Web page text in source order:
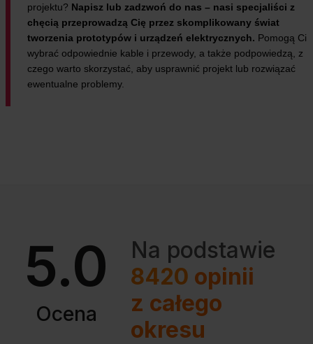
projektu? Napisz lub zadzwoń do nas – nasi specjaliści z
chęcią przeprowadzą Cię przez skomplikowany świat
tworzenia prototypów i urządzeń elektrycznych. Pomogą Ci
wybrać odpowiednie kable i przewody, a także podpowiedzą, z
czego warto skorzystać, aby usprawnić projekt lub rozwiązać
ewentualne problemy.
5.0
Ocena
Na podstawie
8420 opinii
z całego
okresu